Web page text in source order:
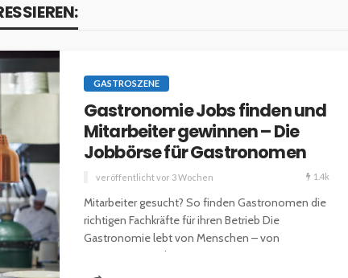
GASTROSZENE
Gastronomie Jobs finden und
Mitarbeiter gewinnen – Die
Jobbörse für Gastronomen
veröffentlicht vor 3 Wochen 1.4k
Mitarbeiter gesucht? So finden Gastronomen die
richtigen Fachkräfte für ihren Betrieb Die
Gastronomie lebt von Menschen – von
engagierten Köchen,...